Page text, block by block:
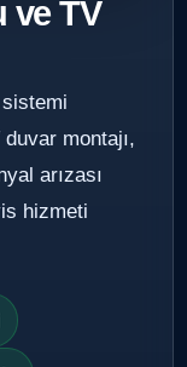
ve TV
montajı,
arızası
hizmeti